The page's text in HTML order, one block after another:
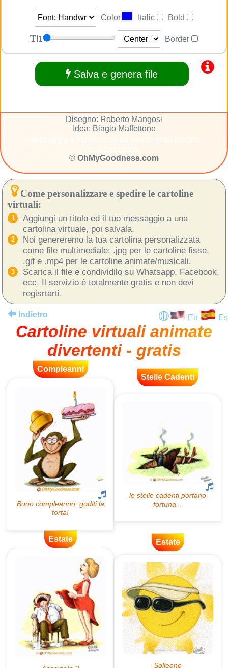
Color Italic Bold
1 Border
Salva e genera file
Disegno: Roberto Mangosi
Idea: Biagio Maffettone
© OhMyGoodness.com
Come personalizzare e spedire le cartoline
virtuali:
Aggiungi un titolo ed il tuo messaggio a una
cartolina virtuale, poi salvala.
Noi genereremo la tua cartolina personalizzata
come file multimediale: .jpg per le cartoline fisse,
.gif e .mp4 per le cartoline animate/musicali.
Scarica il file e condividilo su Whatsapp, Facebook,
ecc. Il servizio è totalmente gratis e non devi
regisrtarti.
Indietro En Es
Cartoline virtuali animate
divertenti - gratis
Compleanni
Stelle Cadenti
Estate Estate